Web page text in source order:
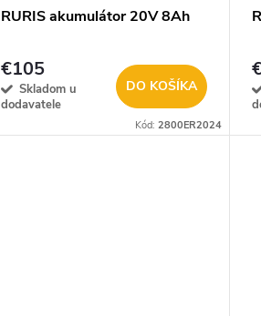
RURIS akumulátor 20V 8Ah
€105
Skladom u
dodavatele
DO KOŠÍKA
Kód: 2800ER2024